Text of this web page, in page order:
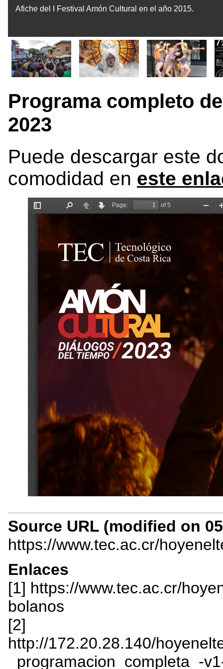
Afiche del I Festival Amón Cultural en el año 2015.
Programa completo
2023
Puede descargar este
comodidad en este
Source URL (modified on
https://www.tec.ac.cr/
Enlaces
[1] https://www.tec.ac.cr/
bolanos
[2]
http://172.20.28.140/
_programacion_completa_-